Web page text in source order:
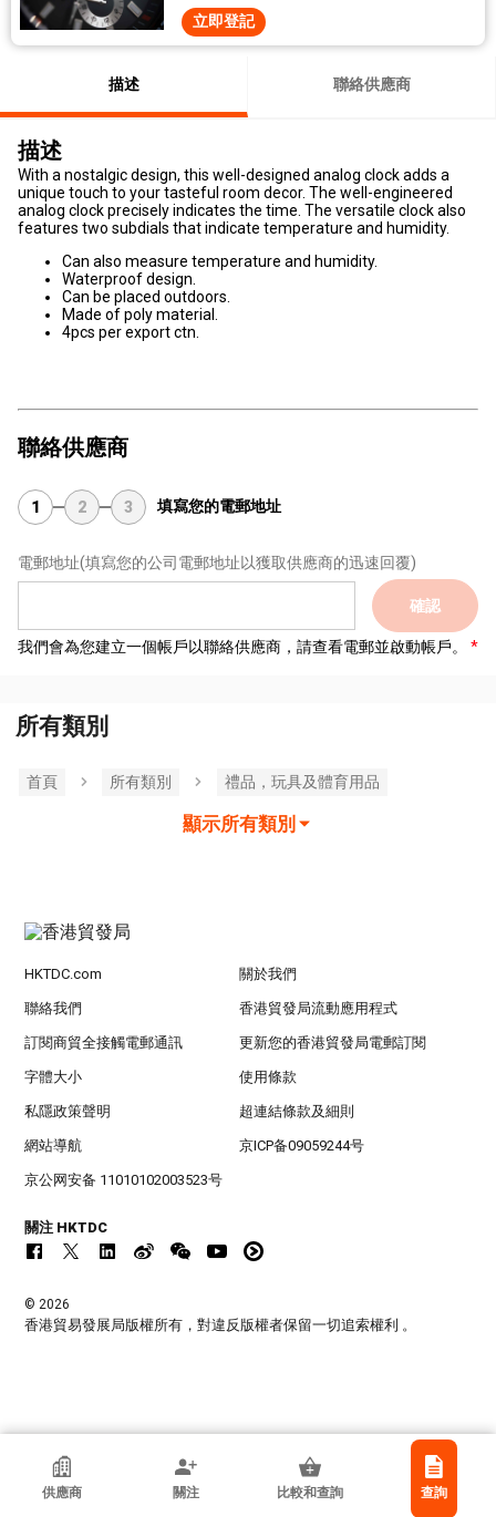
立即登記
描述 聯絡供應商
描述
With a nostalgic design, this well-designed analog clock adds a
unique touch to your tasteful room decor. The well-engineered
analog clock precisely indicates the time. The versatile clock also
features two subdials that indicate temperature and humidity.
Can also measure temperature and humidity.
Waterproof design.
Can be placed outdoors.
Made of poly material.
4pcs per export ctn.
聯絡供應商
1 2 3 填寫您的電郵地址
電郵地址(填寫您的公司電郵地址以獲取供應商的迅速回覆)
確認
我們會為您建立一個帳戶以聯絡供應商，請查看電郵並啟動帳戶。
所有類別
首頁 所有類別 禮品，玩具及體育用品
顯示所有類別
香港貿發局參展商
漳州市通元電子有限公司
供應商 關注 比較和查詢 查詢
HKTDC.com 關於我們
聯絡我們 香港貿發局流動應用程式
訂閱商貿全接觸電郵通訊 更新您的香港貿發局電郵訂閱
字體大小 使用條款
私隱政策聲明 超連結條款及細則
網站導航 京ICP备09059244号
京公网安备 11010102003523号
關注 HKTDC
© 2026
香港貿易發展局版權所有，對違反版權者保留一切追索權利 。